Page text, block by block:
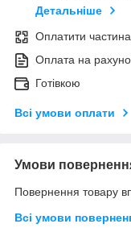
Детальніше
Оплатити
Оплата на
Готівкою
Всі умови оплати
Умови
Повернення товару
Всі умови